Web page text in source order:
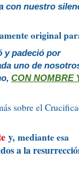
con nuestro
original
y padeció por
uno de
CON NOMBRE
sobre el
y, mediante esa
a la